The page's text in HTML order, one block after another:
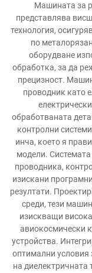
Машината за
представлява
технология,
по
оборудване
обработка, за да
прецизност.
проводник като
обработваната
контролни
инча, което я
модели.
проводника,
изискани
резултати.
среди, тези
изискващи
авиокосмически
устройства.
оптимални условия
на диелектричната